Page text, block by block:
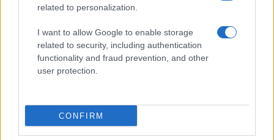
related to personalization.
I want to allow Google to enable storage
related to security, including authentication
functionality and fraud prevention, and other
user protection.
CONFIRM
ondertekend. Dit document roept op tot
wereldwijde samenwerking op het gebied van
biomedisch onderzoek voorME/CFSen
langdurige COVID , en benadrukt de dringende
behoefte aan uitgebreide behandelingsopties voor
Ben je op zoek naar gedetailleerde informatie over